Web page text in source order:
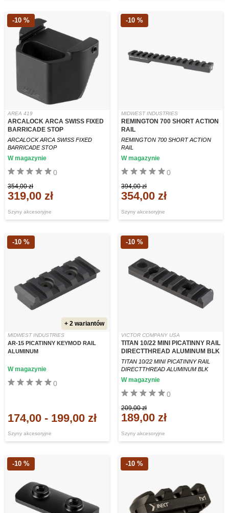
-10 %
AREA 419
ARCALOCK ARCA SWISS FIXED
BARRICADE STOP
ARCALOCK ARCA SWISS FIXED
BARRICADE STOP
Szyny akcesoryjne
0
W magazynie
354,00 zł
319,00 zł
-10 %
MIDWEST INDUSTRIES
REMINGTON 700 SHORT ACTION
RAIL
REMINGTON 700 SHORT ACTION
RAIL
Szyny akcesoryjne
0
W magazynie
394,00 zł
354,00 zł
-10 %
+ 2 wariantów
MIDWEST INDUSTRIES
AR-15 PICATINNY KEYMOD RAIL
ALUMINUM
Szyny akcesoryjne
0
W magazynie
174,00 - 199,00 zł
-10 %
VICTOR COMPANY USA
TITAN 10/22 MINI PICATINNY RAIL
DIRECTTHREAD ALUMINUM BLK
TITAN 10/22 MINI PICATINNY RAIL
DIRECTTHREAD ALUMINUM BLK
Szyny akcesoryjne
0
W magazynie
209,00 zł
189,00 zł
-10 % -10 %